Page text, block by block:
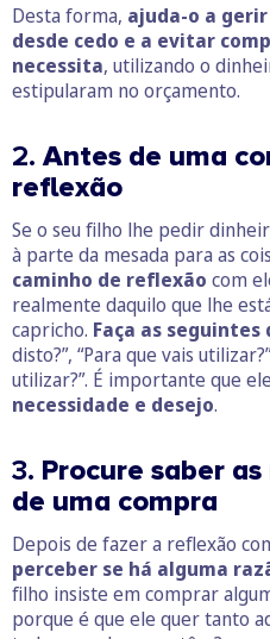
Desta forma, ajuda-o a
desde cedo e a evitar
necessita, utilizando o
estipularam no orçamento.
2. Antes de uma
reflexão
Se o seu filho lhe pedir
à parte da mesada para as
caminho de reflexão com
realmente daquilo que lhe
capricho. Faça as seguintes
disto?”, “Para que vais
utilizar?”. É importante que
necessidade e desejo.
3. Procure saber
de uma compra
Depois de fazer a reflexão
perceber se há alguma
filho insiste em comprar
porque é que ele quer tanto